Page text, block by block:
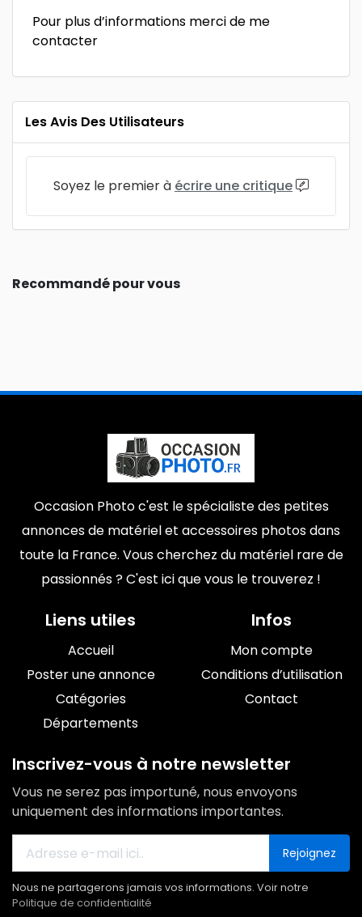
Pour plus d’informations merci de me
contacter
Les Avis Des Utilisateurs
Soyez le premier à écrire une critique
Recommandé pour vous
Occasion Photo c'est le spécialiste des petites
annonces de matériel et accessoires photos dans
toute la France. Vous cherchez du matériel rare de
passionnés ? C'est ici que vous le trouverez !
Liens utiles
Accueil
Poster une annonce
Catégories
Départements
Infos
Mon compte
Conditions d’utilisation
Contact
Inscrivez-vous à notre newsletter
Vous ne serez pas importuné, nous envoyons
uniquement des informations importantes.
Rejoignez
Nous ne partagerons jamais vos informations. Voir notre
Politique de confidentialité